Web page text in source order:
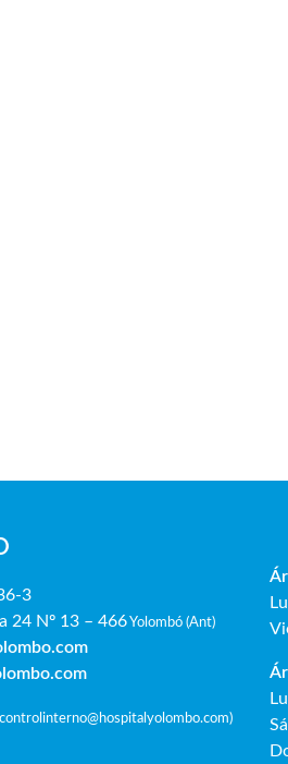
3
24 Nº 13 – 466Yolombó (Ant)
)